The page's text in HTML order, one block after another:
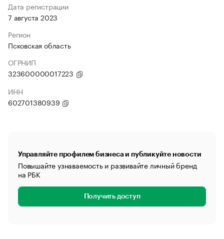
Дата регистрации
7 августа 2023
Регион
Псковская область
ОГРНИП
323600000017223
ИНН
602701380939
Управляйте профилем бизнеса и публикуйте новости
Повышайте узнаваемость и развивайте личный бренд
на РБК
Получить доступ